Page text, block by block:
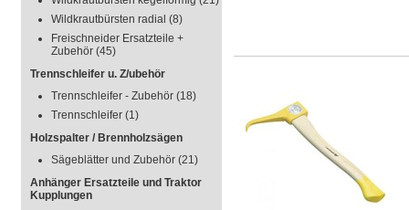
Wildkrautbürsten radial (8)
Freischneider Ersatzteile +
Zubehör (45)
Trennschleifer u. Z/ubehör
Trennschleifer - Zubehör (18)
Trennschleifer (1)
Holzspalter / Brennholzsägen
Sägeblätter und Zubehör (21)
Anhänger Ersatzteile und Traktor
Kupplungen